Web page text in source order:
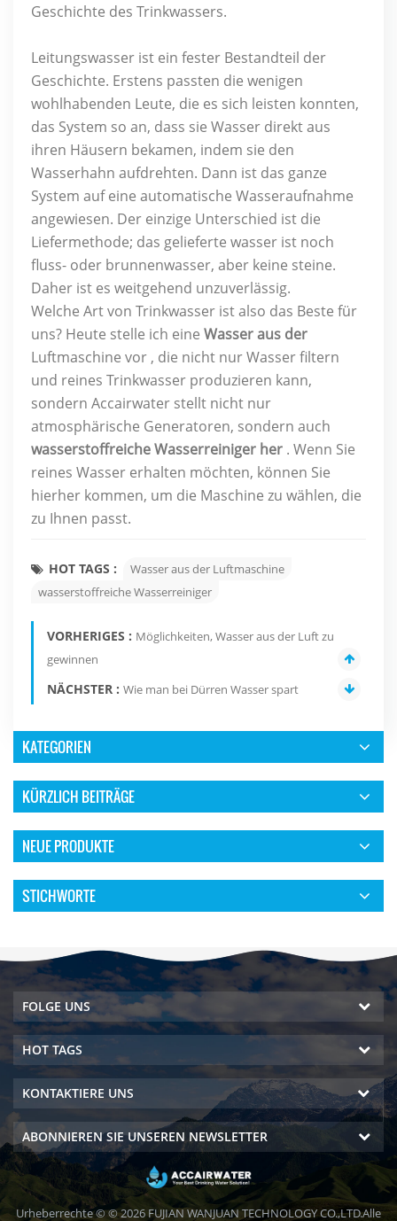
Geschichte des Trinkwassers.
Leitungswasser ist ein fester Bestandteil der
Geschichte. Erstens passten die wenigen
wohlhabenden Leute, die es sich leisten konnten,
das System so an, dass sie Wasser direkt aus
ihren Häusern bekamen, indem sie den
Wasserhahn aufdrehten. Dann ist das ganze
System auf eine automatische Wasseraufnahme
angewiesen. Der einzige Unterschied ist die
Liefermethode; das gelieferte wasser ist noch
fluss- oder brunnenwasser, aber keine steine.
Daher ist es weitgehend unzuverlässig.
Welche Art von Trinkwasser ist also das Beste für
uns? Heute stelle ich eine Wasser aus der
Luftmaschine vor , die nicht nur Wasser filtern
und reines Trinkwasser produzieren kann,
sondern Accairwater stellt nicht nur
atmosphärische Generatoren, sondern auch
wasserstoffreiche Wasserreiniger her . Wenn Sie
reines Wasser erhalten möchten, können Sie
hierher kommen, um die Maschine zu wählen, die
zu Ihnen passt.
HOT TAGS :
Wasser aus der Luftmaschine
wasserstoffreiche Wasserreiniger
VORHERIGES : Möglichkeiten, Wasser aus der Luft zu
gewinnen
NÄCHSTER : Wie man bei Dürren Wasser spart
KATEGORIEN
KÜRZLICH BEITRÄGE
NEUE PRODUKTE
STICHWORTE
FOLGE UNS
HOT TAGS
KONTAKTIERE UNS
ABONNIEREN SIE UNSEREN NEWSLETTER
Urheberrechte © © 2026 FUJIAN WANJUAN TECHNOLOGY CO.,LTD.Alle